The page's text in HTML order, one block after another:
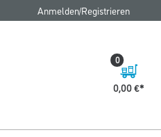
Anmelden/Registrieren
0,00 €
0